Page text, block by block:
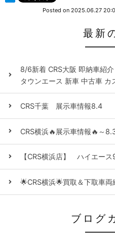
Posted on 2025.06.27
最新
8/6新着 CRS大阪 即納車紹
タウンエース 新車 中古車 カ
CRS千葉 展示車情報8.4
CRS横浜🔥展示車情報🔥～
【CRS横浜店】 ハイエー
🌟CRS横浜🌟買取＆下取車両
ブログ